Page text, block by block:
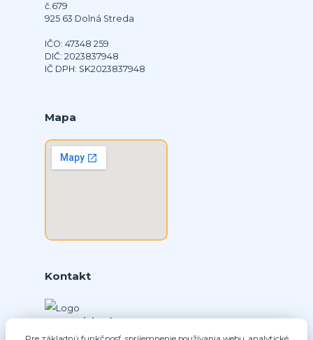
č.679
925 63 Dolná Streda
IČO: 47348 259
DIČ: 2023837948
IČ DPH: SK2023837948
Mapa
Kontakt
+421 902331936